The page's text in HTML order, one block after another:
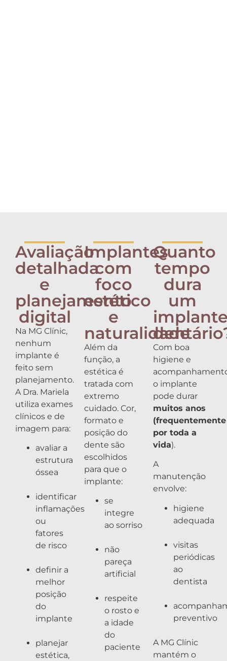
Avaliação
detalhada
e
planejamento
digital
Na MG Clínic,
nenhum
implante é
feito sem
planejamento.
A Dra. Mariela
utiliza exames
clínicos e de
imagem para:
avaliar a
estrutura
óssea
identificar
inflamações
ou
fatores
de risco
definir a
melhor
posição
do
implante
planejar
estética,
Implantes
com
foco
estético
e
naturalidade
Além da
função, a
estética é
tratada com
extremo
cuidado. Cor,
formato e
posição do
dente são
escolhidos
para que o
implante:
se
integre
ao sorriso
não
pareça
artificial
respeite
o rosto e
a idade
do
paciente
Quanto
tempo
dura
um
Com boa
higiene e
o implante
pode durar
muitos anos
(frequentemente
por toda a
vida).
A
manutenção
envolve:
higiene
adequada
visitas
periódicas
ao
dentista
preventivo
A MG Clínic
mantém o